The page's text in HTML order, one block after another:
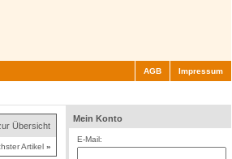
AGB Impressum
Mein Konto
E-Mail:
Übersicht
Artikel »